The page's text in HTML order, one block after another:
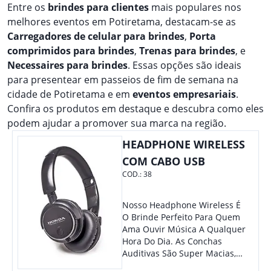
Entre os brindes para clientes mais populares nos
melhores eventos em Potiretama, destacam-se as
Carregadores de celular para brindes, Porta
comprimidos para brindes, Trenas para brindes, e
Necessaires para brindes. Essas opções são ideais
para presentear em passeios de fim de semana na
cidade de Potiretama e em eventos empresariais.
Confira os produtos em destaque e descubra como eles
podem ajudar a promover sua marca na região.
HEADPHONE WIRELESS
COM CABO USB
COD.:38
Nosso Headphone Wireless É
O Brinde Perfeito Para Quem
Ama Ouvir Música A Qualquer
Hora Do Dia. As Conchas
Auditivas São Super Macias,